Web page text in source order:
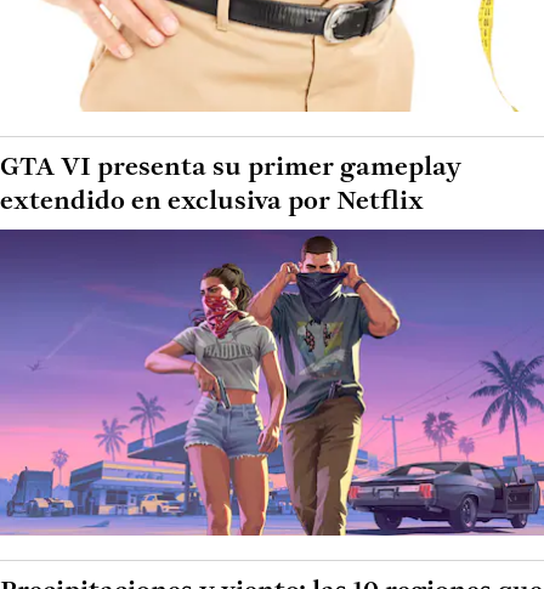
GTA VI presenta su primer gameplay
extendido en exclusiva por Netflix